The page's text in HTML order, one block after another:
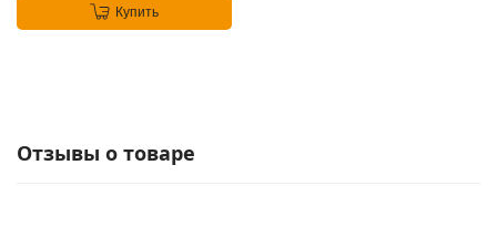
Купить
Отзывы о товаре